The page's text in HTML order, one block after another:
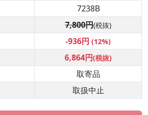
7238B
7,800円(税抜)
-936円 (12%)
6,864円(税抜)
取寄品
取扱中止